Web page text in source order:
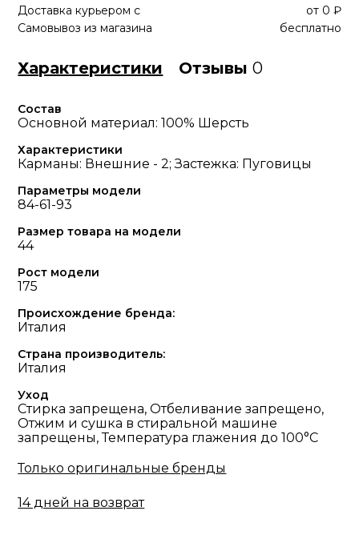
Доставка курьером с от 0 ₽
Самовывоз из магазина
бесплатно
Характеристики Отзывы0
Состав
Основной материал: 100% Шерсть
Характеристики
Карманы: Внешние - 2; Застежка: Пуговицы
Параметры модели
84-61-93
Размер товара на модели
44
Рост модели
175
Происхождение бренда:
Италия
Страна производитель:
Италия
Уход
Стирка запрещена, Отбеливание запрещено,
Отжим и сушка в стиральной машине
запрещены, Температура глажения до 100°С
Только оригинальные бренды
14 дней на возврат